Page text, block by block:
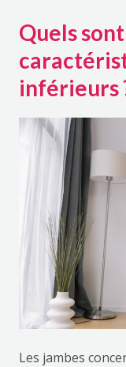
Quels
inférieurs
Les jambes